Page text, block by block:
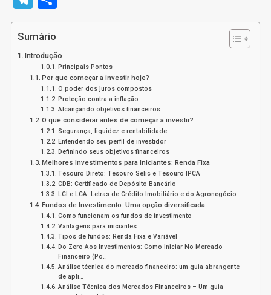
Dicas
Sumário
Introdução
Principais Pontos
Por que começar a investir hoje?
O poder dos juros compostos
Proteção contra a inflação
Alcançando objetivos financeiros
O que considerar antes de começar a investir?
Segurança, liquidez e rentabilidade
Entendendo seu perfil de investidor
Definindo seus objetivos financeiros
Melhores Investimentos para Iniciantes: Renda Fixa
Tesouro Direto: Tesouro Selic e Tesouro IPCA
CDB: Certificado de Depósito Bancário
LCI e LCA: Letras de Crédito Imobiliário e do Agronegócio
Fundos de Investimento: Uma opção diversificada
Como funcionam os fundos de investimento
Vantagens para iniciantes
Tipos de fundos: Renda Fixa e Variável
Do Zero Aos Investimentos: Como Iniciar No Mercado
Financeiro (Po…
Análise técnica do mercado financeiro: um guia abrangente
de apli…
Análise Técnica dos Mercados Financeiros – Um guia